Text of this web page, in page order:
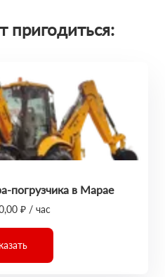
погрузчика в Марае
₽ / час